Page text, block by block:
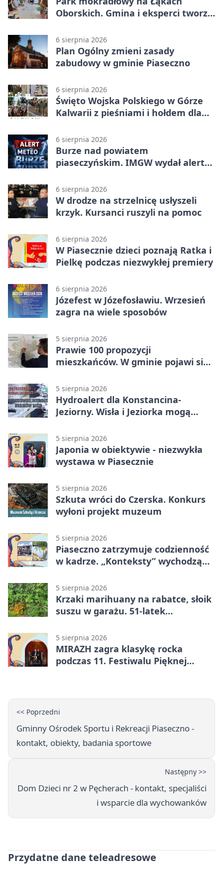
Oborskich. Gmina i eksperci tworzą
6 sierpnia 2026
Plan Ogólny zmieni zasady
zabudowy w gminie Piaseczno
6 sierpnia 2026
Święto Wojska Polskiego w Górze
Kalwarii z pieśniami i hołdem dla
6 sierpnia 2026
Burze nad powiatem
piaseczyńskim. IMGW wydał alert
6 sierpnia 2026
W drodze na strzelnicę usłyszeli
krzyk. Kursanci ruszyli na pomoc
6 sierpnia 2026
W Piasecznie dzieci poznają Ratka i
Pielkę podczas niezwykłej premiery
6 sierpnia 2026
Józefest w Józefosławiu. Wrzesień
zagra na wiele sposobów
5 sierpnia 2026
Prawie 100 propozycji
mieszkańców. W gminie pojawi się
5 sierpnia 2026
Hydroalert dla Konstancina-
Jeziorny. Wisła i Jeziorka mogą
5 sierpnia 2026
Japonia w obiektywie - niezwykła
wystawa w Piasecznie
5 sierpnia 2026
Szkuta wróci do Czerska. Konkurs
wyłoni projekt muzeum
5 sierpnia 2026
Piaseczno zatrzymuje codzienność
w kadrze. „Konteksty” wychodzą
5 sierpnia 2026
Krzaki marihuany na rabatce, słoik
suszu w garażu. 51-latek
5 sierpnia 2026
MIRAZH zagra klasykę rocka
podczas 11. Festiwalu Pięknej
<< Poprzedni
Gminny Ośrodek Sportu i Rekreacji Piaseczno -
kontakt, obiekty, badania sportowe
Następny >>
Dom Dzieci nr 2 w Pęcherach - kontakt, specjaliści
i wsparcie dla wychowanków
Przydatne dane teleadresowe